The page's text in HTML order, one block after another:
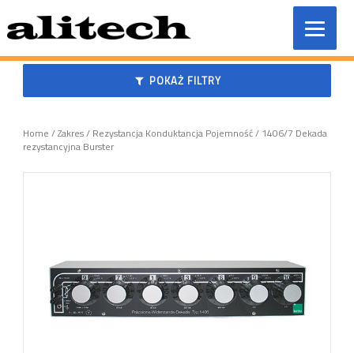
do
treści
POKAŻ FILTRY
Home /Zakres/ Rezystancja Konduktancja Pojemność/ 1406/7 Dekada
rezystancyjna Burster